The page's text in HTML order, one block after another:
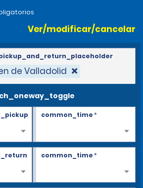
Ver/modificar/cancelar
de Valladolid
common_time*
common_time*